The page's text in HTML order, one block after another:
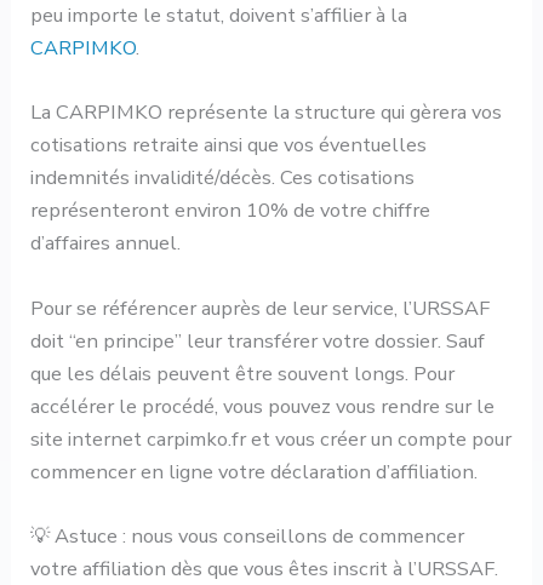
peu importe le statut, doivent s’affilier à la
CARPIMKO.
La CARPIMKO représente la structure qui gèrera vos
cotisations retraite ainsi que vos éventuelles
indemnités invalidité/décès. Ces cotisations
représenteront environ 10% de votre chiffre
d’affaires annuel.
Pour se référencer auprès de leur service, l’URSSAF
doit “en principe” leur transférer votre dossier. Sauf
que les délais peuvent être souvent longs. Pour
accélérer le procédé, vous pouvez vous rendre sur le
site internet carpimko.fr et vous créer un compte pour
commencer en ligne votre déclaration d’affiliation.
💡 Astuce : nous vous conseillons de commencer
votre affiliation dès que vous êtes inscrit à l’URSSAF.